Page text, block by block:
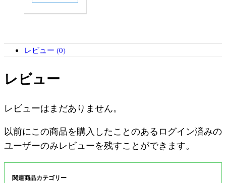
レビュー (0)
レビュー
レビューはまだありません。
以前にこの商品を購入したことのあるログイン済みの
ユーザーのみレビューを残すことができます。
関連商品カテゴリー